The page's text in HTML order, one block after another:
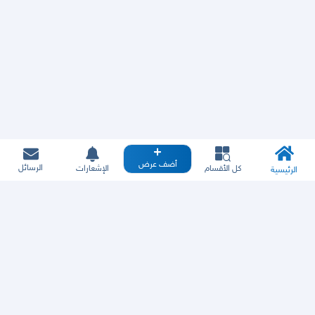
الرئيسية كل الأقسام أضف عرض الإشعارات الرسائل